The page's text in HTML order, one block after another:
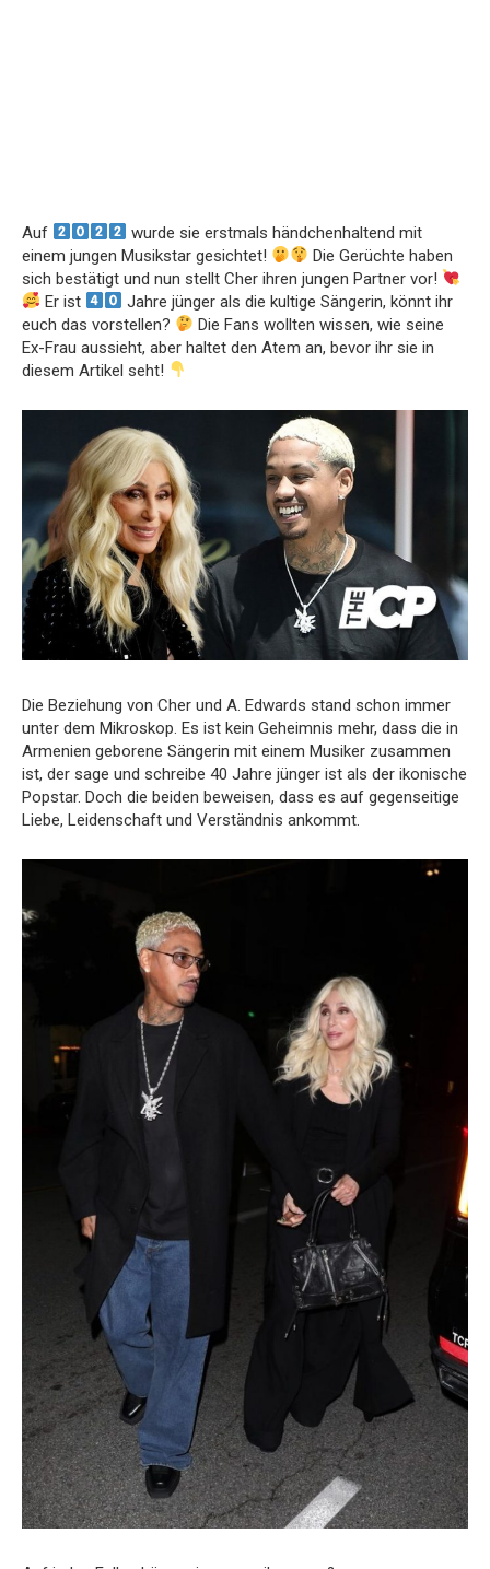
Auf
wurde sie erstmals händchenhaltend mit
einem jungen Musikstar gesichtet!
Die Gerüchte haben
sich bestätigt und nun stellt Cher ihren jungen Partner vor!
Er ist
Jahre jünger als die kultige Sängerin, könnt ihr
euch das vorstellen?
Die Fans wollten wissen, wie seine
Ex-Frau aussieht, aber haltet den Atem an, bevor ihr sie in
diesem Artikel seht!
Die Beziehung von Cher und A. Edwards stand schon immer
unter dem Mikroskop. Es ist kein Geheimnis mehr, dass die in
Armenien geborene Sängerin mit einem Musiker zusammen
ist, der sage und schreibe 40 Jahre jünger ist als der ikonische
Popstar. Doch die beiden beweisen, dass es auf gegenseitige
Liebe, Leidenschaft und Verständnis ankommt.